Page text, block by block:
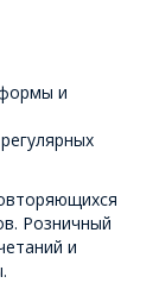
и
Розничный
и